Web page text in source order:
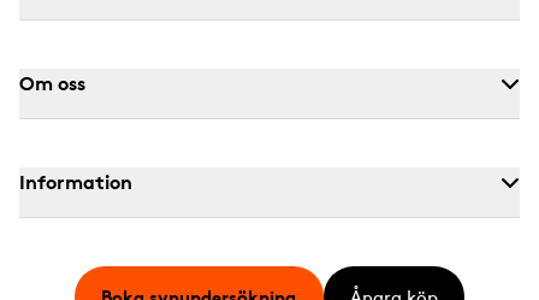
Om oss
Information